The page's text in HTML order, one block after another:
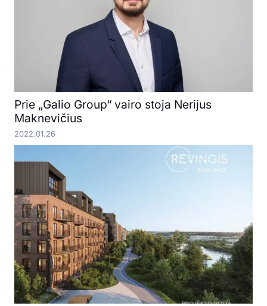
Prie „Galio Group“ vairo stoja Nerijus
Maknevičius
2022.01.26